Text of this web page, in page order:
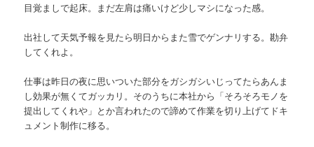
目覚ましで起床。まだ左肩は痛いけど少しマシになった感。
出社して天気予報を見たら明日からまた雪でゲンナリする。勘弁
してくれよ。
仕事は昨日の夜に思いついた部分をガシガシいじってたらあんま
し効果が無くてガッカリ。そのうちに本社から「そろそろモノを
提出してくれや」とか言われたので諦めて作業を切り上げてドキ
ュメント制作に移る。